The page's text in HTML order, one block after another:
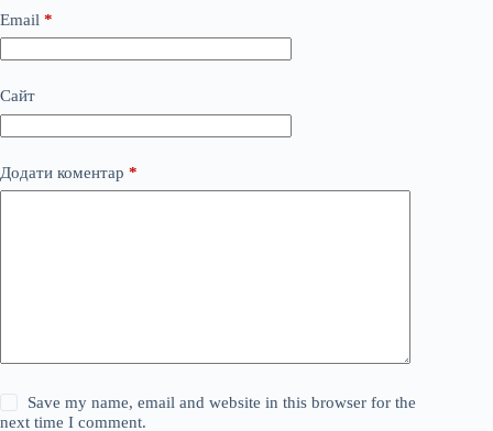
Email *
Сайт
Додати коментар *
Save my name, email and website in this browser for the
next time I comment.